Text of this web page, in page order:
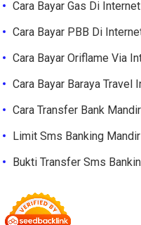
Cara Bayar Gas Di
Cara Bayar PBB Di
Cara Bayar Oriflame Via
Cara Bayar Baraya Travel
Cara Transfer Bank
Limit Sms Banking
Bukti Transfer Sms